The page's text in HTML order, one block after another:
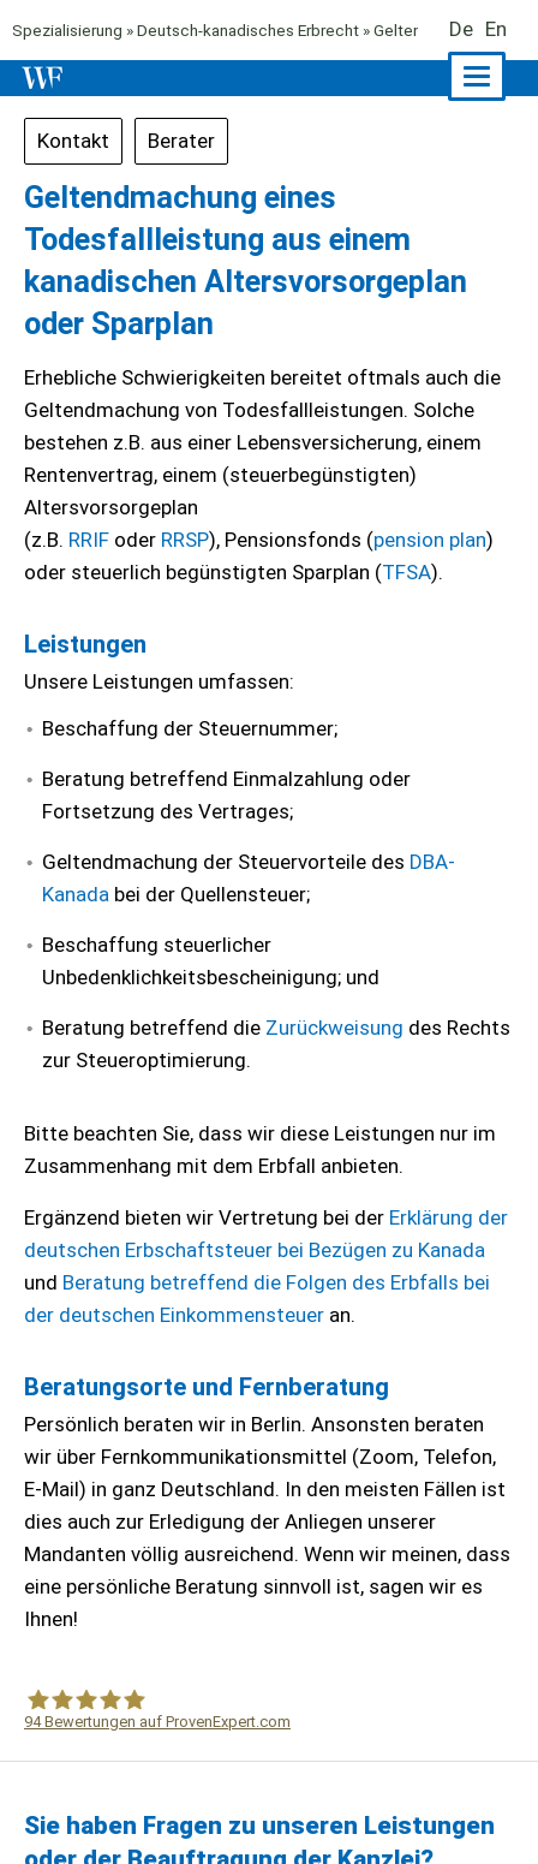
Spezialisierung »Deutsch-kanadisches Erbrecht » Geltendmachung
De En
Kontakt
Berater
Geltendmachung eines
Todesfallleistung aus einem
kanadischen Altersvorsorgeplan
oder Sparplan
Erhebliche Schwierigkeiten bereitet oftmals auch die
Geltendmachung von Todesfallleistungen. Solche
bestehen z.B. aus einer Lebensversicherung, einem
Rentenvertrag, einem (steuerbegünstigten)
Altersvorsorgeplan
(z.B. RRIF oder RRSP), Pensionsfonds (pension plan)
oder steuerlich begünstigten Sparplan (TFSA).
Leistungen
Unsere Leistungen umfassen:
Beschaffung der Steuernummer;
Beratung betreffend Einmalzahlung oder
Fortsetzung des Vertrages;
Geltendmachung der Steuervorteile des DBA-
Kanada bei der Quellensteuer;
Beschaffung steuerlicher
Unbedenklichkeitsbescheinigung; und
Beratung betreffend die Zurückweisung des Rechts
zur Steueroptimierung.
Bitte beachten Sie, dass wir diese Leistungen nur im
Zusammenhang mit dem Erbfall anbieten.
Ergänzend bieten wir Vertretung bei der Erklärung der
deutschen Erbschaftsteuer bei Bezügen zu Kanada
und Beratung betreffend die Folgen des Erbfalls bei
der deutschen Einkommensteuer an.
Beratungsorte und Fernberatung
Persönlich beraten wir in Berlin. Ansonsten beraten
wir über Fernkommunikationsmittel (Zoom, Telefon,
E-Mail) in ganz Deutschland. In den meisten Fällen ist
dies auch zur Erledigung der Anliegen unserer
Mandanten völlig ausreichend. Wenn wir meinen, dass
eine persönliche Beratung sinnvoll ist, sagen wir es
Ihnen!
WF Frank &Partner Rechtsanwälte
94Bewertungen auf ProvenExpert.com
Sie haben Fragen zu unseren Leistungen